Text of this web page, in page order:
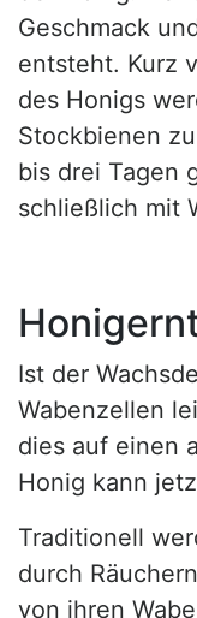
Geschmack
entsteht. Kurz
des Honigs
Stockbienen
bis drei Tagen
schließlich mit
Ist der
Wabenzellen
dies auf einen
Honig kann
Traditionell
durch
von ihren